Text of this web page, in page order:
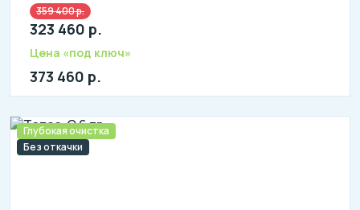
Количество человек: 9-10
литров в сутки: 2000
л: 760
359 400 р.
323 460 р.
Цена «под ключ»
373 460 р.
Глубокая очистка
Без откачки